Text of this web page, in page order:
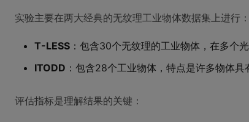
实验主要在两大经典的无纹理工业物体数据集上进行：
T-LESS ：包含30个无纹理的工业物体，在多个
ITODD ：包含28个工业物体，特点是许多物体
评估指标是理解结果的关键：